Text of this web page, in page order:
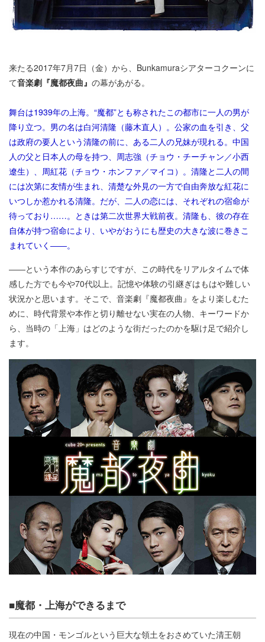
来たる2017年7月7日（金）から、Bunkamuraシアターコクーンに
て音楽劇『魔都夜曲』 の幕があがる。
舞台は1939年の上海。“魔都”とも称されたこの都市に一人の男が
降り立つ。男の名は白河清隆（藤木直人）。公家の血を引き、父
は政府の要人という清隆の前に、ある二人の兄妹が現れる。中国
人の父と日本人の母を持つ、周志強（チョウ・チーチャン／小西
遼生）、周紅花（チョウ・ホンファ／マイコ）。清隆と二人の間
には次第に友情が生まれ、清楚な外見の一方で自由奔放な紅花に
いつしか惹かれる清隆。だが、二人の恋には、それぞれの宿命が
待っており……。ときは第二次世界大戦前夜。清隆も、彼の存在
自体が持つ宿命により、いやがおうにも歴史の大きな波に巻きこ
まれていく――。
――という本作のあらすじですが、この時代をリアルタイムで体
感した方でも今や70代以上。記憶や体験の引継ぎはもはや難しい
状況かと思います。そこで、音楽劇『魔都夜曲』をより楽しむた
めに、時代背景や本作と切り離せない実在の人物、キーワードか
ら、当時の「上海」はどのような街だったのかを駆け足で紹介し
ます。
■魔都・上海ができるまで
現在の中国・モンゴルという巨大な領土をおさめていた清王朝